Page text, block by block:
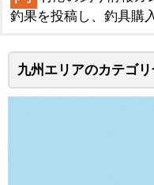
釣果を投稿し、釣具購
九州エリアのカテゴ